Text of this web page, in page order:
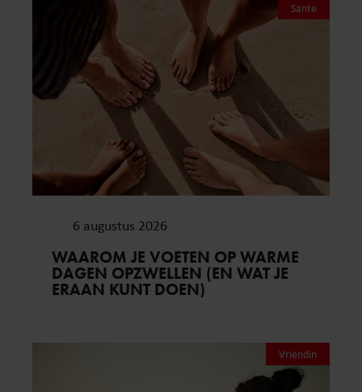
Sante
6 augustus 2026
WAAROM JE VOETEN OP WARME
DAGEN OPZWELLEN (EN WAT JE
ERAAN KUNT DOEN)
Vriendin